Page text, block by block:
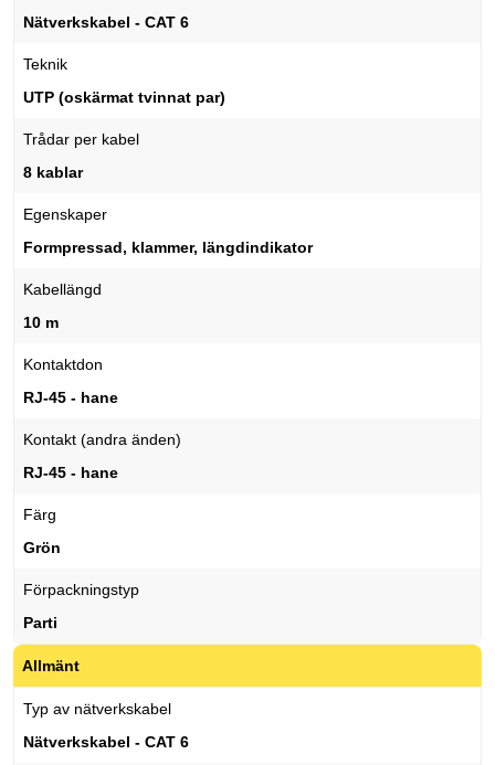
Nätverkskabel - CAT 6
Teknik
UTP (oskärmat tvinnat par)
Trådar per kabel
8 kablar
Egenskaper
Formpressad, klammer, längdindikator
Kabellängd
10 m
Kontaktdon
RJ-45 - hane
Kontakt (andra änden)
RJ-45 - hane
Färg
Grön
Förpackningstyp
Parti
Allmänt
Typ av nätverkskabel
Nätverkskabel - CAT 6